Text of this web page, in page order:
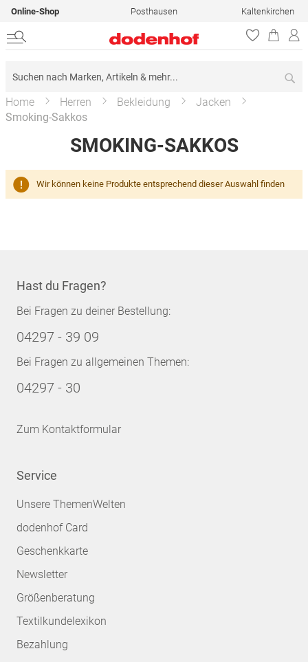
Online-Shop Posthausen Kaltenkirchen
Home Herren Bekleidung
Jacken
Smoking-Sakkos
SMOKING-SAKKOS
Wir können keine Produkte entsprechend dieser Auswahl finden
Hast du Fragen?
Bei Fragen zu deiner Bestellung:
04297 - 39 09
Bei Fragen zu allgemeinen Themen:
04297 - 30
Zum Kontaktformular
Service
Unsere ThemenWelten
dodenhof Card
Geschenkkarte
Newsletter
Größenberatung
Textilkundelexikon
Bezahlung